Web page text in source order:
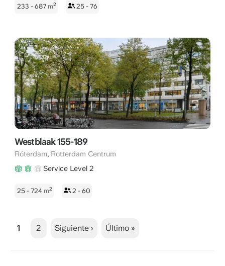
233 - 687 m2 25 - 76
Westblaak 155-189
Róterdam, Rotterdam Centrum
Service Level 2
25 - 724 m2 2 - 60
1 2 Siguiente › Último »